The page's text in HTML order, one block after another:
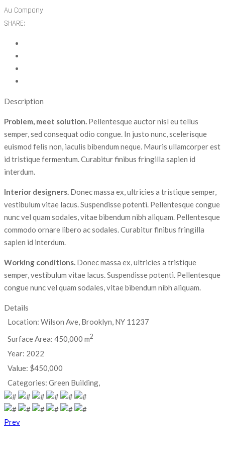
Au Company
SHARE:
Description
Problem, meet solution. Pellentesque auctor nisl eu tellus
semper, sed consequat odio congue. In justo nunc, scelerisque
euismod felis non, iaculis bibendum neque. Mauris ullamcorper est
id tristique fermentum. Curabitur finibus fringilla sapien id
interdum.
Interior designers. Donec massa ex, ultricies a tristique semper,
vestibulum vitae lacus. Suspendisse potenti. Pellentesque congue
nunc vel quam sodales, vitae bibendum nibh aliquam. Pellentesque
commodo ornare libero ac sodales. Curabitur finibus fringilla
sapien id interdum.
Working conditions. Donec massa ex, ultricies a tristique
semper, vestibulum vitae lacus. Suspendisse potenti. Pellentesque
congue nunc vel quam sodales, vitae bibendum nibh aliquam.
Details
Location: Wilson Ave, Brooklyn, NY 11237
Surface Area: 450,000 m2
Year: 2022
Value: $450,000
Categories: Green Building,
Prev